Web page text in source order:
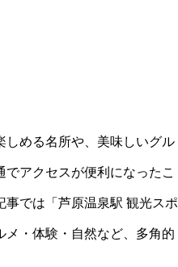
しめる名所や、美味しいグル
アクセスが便利になったこ
では「芦原温泉駅 観光スポ
メ・体験・自然など、多角的